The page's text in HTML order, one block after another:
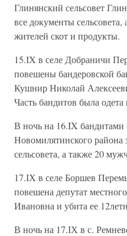
Глинянский сельсовет
все документы
жителей скот и продукты.
15.ІХ в селе Добраничи
повешены бандеровской
Кушнир Николай
Часть бандитов была
В ночь на 16.IX
Новомилятинского района
сельсовета, а также 20
17.ІХ в селе Боршев
повешена депутат
Ивановна и убита ее
В ночь на 17.ІХ в с.